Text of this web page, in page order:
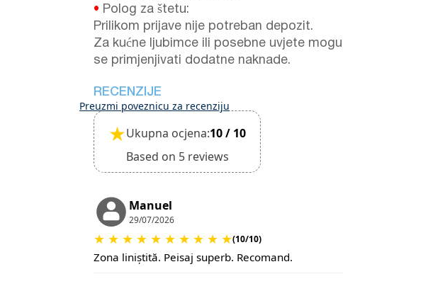
• Polog za štetu:
Prilikom prijave nije potreban depozit.
Za kućne ljubimce ili posebne uvjete mogu
se primjenjivati dodatne naknade.
RECENZIJE
Preuzmi poveznicu za recenziju
★Ukupna ocjena:10 / 10
Based on 5 reviews
Manuel
29/07/2026
★ ★ ★ ★ ★ ★ ★ ★ ★ ★(10/10)
Zona liniștită. Peisaj superb. Recomand.